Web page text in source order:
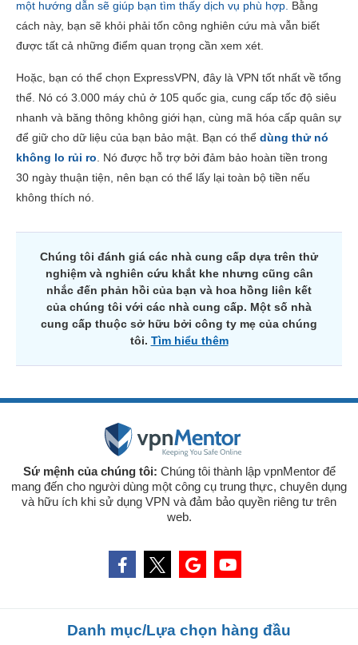
một hướng dẫn sẽ giúp bạn tìm thấy dịch vụ phù hợp. Bằng
cách này, bạn sẽ khỏi phải tốn công nghiên cứu mà vẫn biết
được tất cả những điểm quan trọng cần xem xét.
Hoặc, bạn có thể chọn ExpressVPN, đây là VPN tốt nhất về tổng
thể. Nó có 3.000 máy chủ ở 105 quốc gia, cung cấp tốc độ siêu
nhanh và băng thông không giới hạn, cùng mã hóa cấp quân sự
để giữ cho dữ liệu của bạn bảo mật. Bạn có thể dùng thử nó
không lo rủi ro . Nó được hỗ trợ bởi đảm bảo hoàn tiền trong
30 ngày thuận tiện, nên bạn có thể lấy lại toàn bộ tiền nếu
không thích nó.
Chúng tôi đánh giá các nhà cung cấp dựa trên thử
nghiệm và nghiên cứu khắt khe nhưng cũng cân
nhắc đến phản hồi của bạn và hoa hồng liên kết
của chúng tôi với các nhà cung cấp. Một số nhà
cung cấp thuộc sở hữu bởi công ty mẹ của chúng
tôi. Tìm hiểu thêm
Sứ mệnh của chúng tôi: Chúng tôi thành lập vpnMentor để
mang đến cho người dùng một công cụ trung thực, chuyên dụng
và hữu ích khi sử dụng VPN và đảm bảo quyền riêng tư trên
web.
Danh mục/Lựa chọn hàng đầu